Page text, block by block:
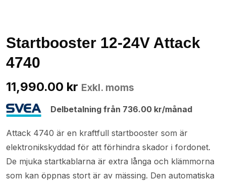
Delbetalning från 736.00 kr/månad
11,990.00 kr Exkl. moms
Startbooster 12-24V Attack
4740
Attack 4740 är en kraftfull startbooster som är
elektronikskyddad för att förhindra skador i fordonet.
De mjuka startkablarna är extra långa och klämmorna
som kan öppnas stort är av mässing. Den automatiska